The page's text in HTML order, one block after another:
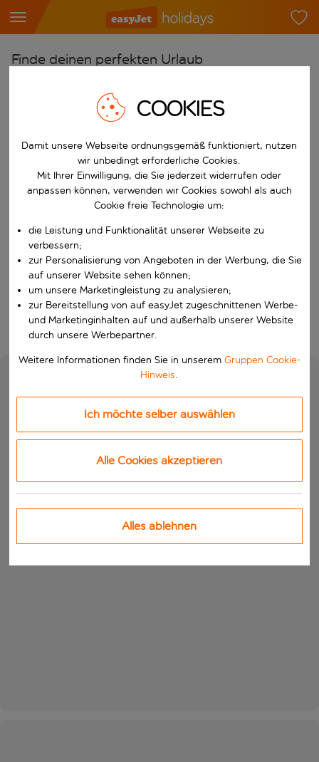
Finde deinen perfekten Urlaub
Flughafen wählen
Beginne mit der Eingabe für die automatische
Reiseziel wählen
Nach
Wähle ein Ab- und Rückflugdatum aus.
Reisezeitraum wählen
Wann
Suchen
COOKIES
Damit unsere Webseite ordnungsgemäß funktioniert, nutzen
wir unbedingt erforderliche Cookies.
Mit Ihrer Einwilligung, die Sie jederzeit widerrufen oder
anpassen können, verwenden wir Cookies sowohl als auch
Cookie freie Technologie um:
die Leistung und Funktionalität unserer Webseite zu
verbessern;
zur Personalisierung von Angeboten in der Werbung, die Sie
auf unserer Website sehen können;
um unsere Marketingleistung zu analysieren;
zur Bereitstellung von auf easyJet zugeschnittenen Werbe-
und Marketinginhalten auf und außerhalb unserer Website
durch unsere Werbepartner.
Weitere Informationen finden Sie in unserem Gruppen Cookie-
Hinweis.
Ich möchte selber auswählen
Alle Cookies akzeptieren
Alles ablehnen